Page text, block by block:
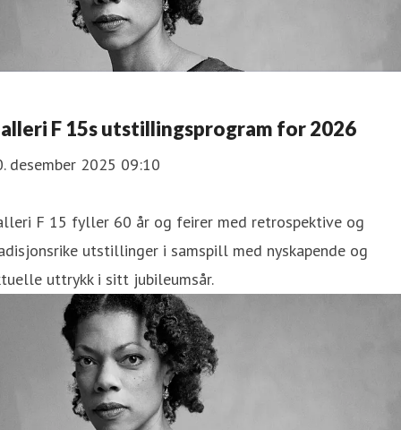
F 15s utstillingsprogram for 2026
desember 2025 09:10
F 15 fyller 60 år og feirer med retrospektive og
utstillinger i samspill med nyskapende og
uttrykk i sitt jubileumsår.